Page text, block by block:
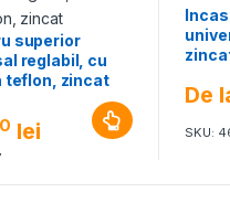
superior
reglabil, cu
teflon, zincat
lei
De
SKU: